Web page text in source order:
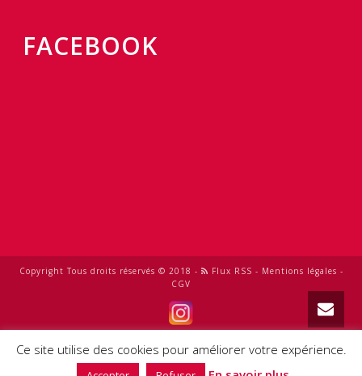
FACEBOOK
Copyright Tous droits réservés © 2018 - Flux RSS - Mentions légales -
CGV
0
Ce site utilise des cookies pour améliorer votre expérience.